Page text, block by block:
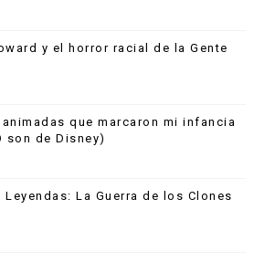
y el horror racial de la Gente
que marcaron mi infancia
son de Disney)
Leyendas: La Guerra de los Clones